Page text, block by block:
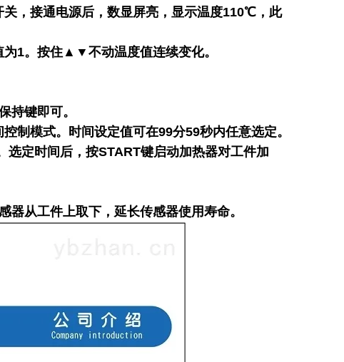
，接通电源后，数显屏亮，显示温度110℃，此
1。按住▲▼不动温度值连续变化。
持键即可。
制模式。时间设定值可在99分59秒内任意选定。
定时间后，按START键启动加热器对工件加
从工件上取下，延长传感器使用寿命。